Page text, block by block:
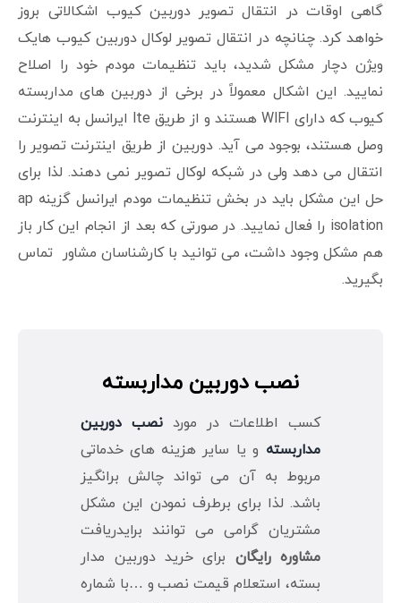
گاهی اوقات در انتقال تصویر دوربین کیوب اشکالاتی بروز
خواهد کرد. چنانچه در انتقال تصویر لوکال دوربین کیوب هایک
ویژن دچار مشکل شدید، باید تنظیمات مودم خود را اصلاح
نمایید. این اشکال معمولاً در برخی از دوربین های مداربسته
کیوب که دارای WIFI هستند و از طریق lte ایرانسل به اینترنت
وصل هستند، بوجود می آید. دوربین از طریق اینترنت تصویر را
انتقال می دهد ولی در شبکه لوکال تصویر نمی دهند. لذا برای
حل این مشکل باید در بخش تنظیمات مودم ایرانسل گزینه ap
isolation را فعال نمایید. در صورتی که بعد از انجام این کار باز
هم مشکل وجود داشت، می توانید با کارشناسان مشاور تماس
بگیرید.
نصب دوربین مداربسته
کسب اطلاعات در موردنصب دوربین
مداربسته و یا سایر هزینه های خدماتی
مربوط به آن می تواند چالش برانگیز
باشد. لذا برای برطرف نمودن این مشکل
مشتریان گرامی می توانند برایدریافت
مشاوره رایگان برای خرید دوربین مدار
بسته، استعلام قیمت نصب و …با شماره